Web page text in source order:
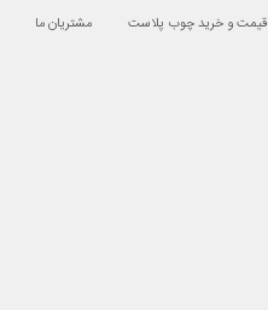
قیمت و خرید چوب پلاست مشتریان ما